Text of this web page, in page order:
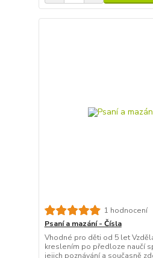
1 hodnocení
Psaní a mazání - Čísla
Vhodné pro děti od 5 let
kreslením po předloze naučí
jejich poznávání a současně